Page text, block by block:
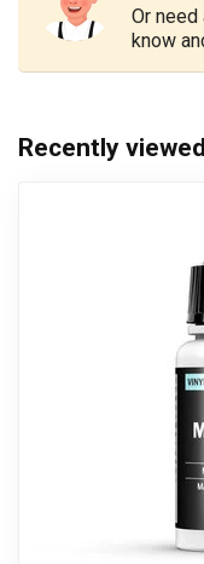
Or
know
Recently viewed